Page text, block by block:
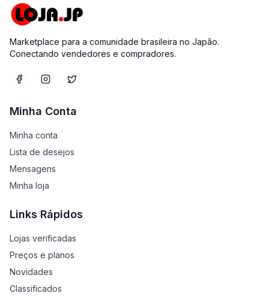
Marketplace para a comunidade brasileira no Japão.
Conectando vendedores e compradores.
Minha Conta
Minha conta
Lista de desejos
Mensagens
Minha loja
Links Rápidos
Lojas verificadas
Preços e planos
Novidades
Classificados